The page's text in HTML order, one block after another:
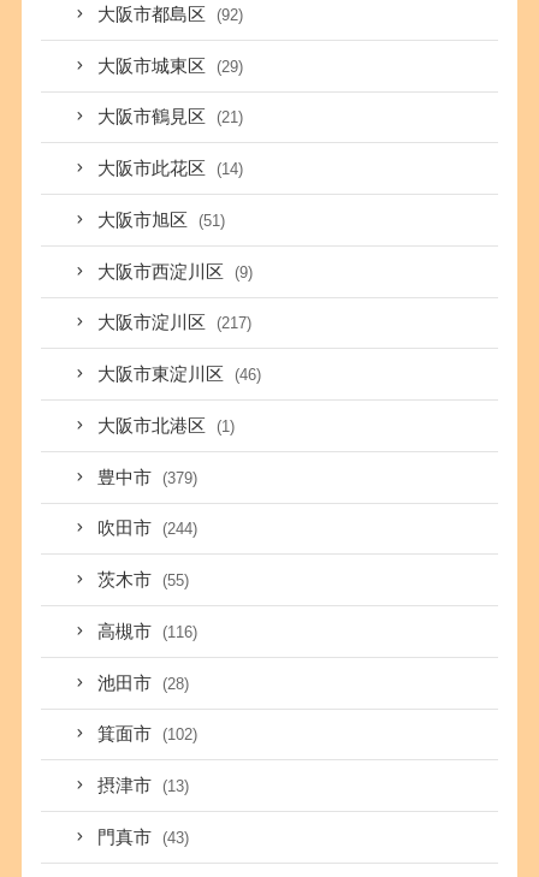
大阪市都島区 (92)
大阪市城東区 (29)
大阪市鶴見区 (21)
大阪市此花区 (14)
大阪市旭区 (51)
大阪市西淀川区 (9)
大阪市淀川区 (217)
大阪市東淀川区 (46)
大阪市北港区 (1)
豊中市 (379)
吹田市 (244)
茨木市 (55)
高槻市 (116)
池田市 (28)
箕面市 (102)
摂津市 (13)
門真市 (43)